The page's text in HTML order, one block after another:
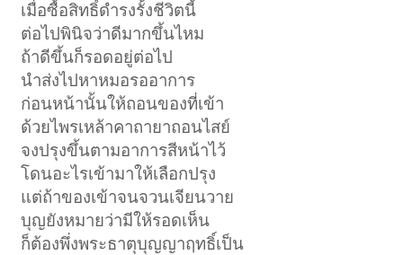
เมื่อซื้อสิทธิ์ดำรงรั้งชีวิตนี้
ต่อไปพินิจว่าดีมากขึ้นไหม
ถ้าดีขึ้นก็รอดอยู่ต่อไป
นำส่งไปหาหมอรออาการ
ก่อนหน้านั้นให้ถอนของที่เข้า
ด้วยไพรเหล้าคาถายาถอนไสย์
จงปรุงขึ้นตามอาการสีหน้าไว้
โดนอะไรเข้ามาให้เลือกปรุง
แต่ถ้าของเข้าจนจวนเจียนวาย
บุญยังหมายว่ามีให้รอดเห็น
ก็ต้องพึ่งพระธาตุบุญญาฤทธิ์เป็น